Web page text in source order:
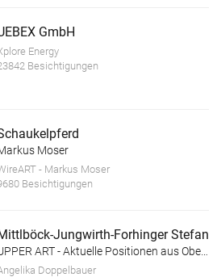
GmbH
Energy
Besichtigungen
Moser
- Markus Moser
Besichtigungen
Jungwirth-Forhinger Stefan
UPPER ART - Aktuelle Positionen aus Oberösterreich. Ausstellung in der Galerie im Granitmuseum Schärding
Doppelbauer